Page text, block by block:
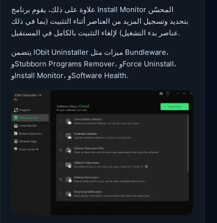
علاوة على ذلك، يقوم برنامج Install Monitor المحسّن
بتحديد وتسجيل المزيد من العناصر أثناء التثبيت (بما في ذلك
عناصر بدء التشغيل) لإلغاء التثبيت بالكامل في المستقبل.
يتضمن IObit Uninstaller ميزات مثل Bundleware،
وStubborn Programs Remover، وForce Uninstall،
وInstall Monitor، وSoftware Health.